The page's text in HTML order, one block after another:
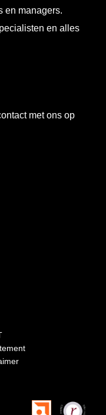
met ons op
en managers.
en alles